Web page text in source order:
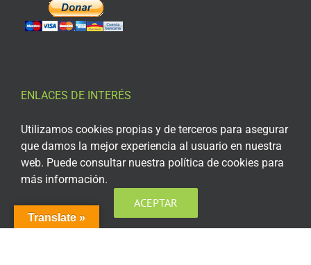
ENLACES DE INTERÉS
Aviso Legal
Política de privacidad
Política de privacidad Redes Sociales
Política de cookies
Translate »
Utilizamos cookies propias y de terceros para asegurar
que damos la mejor experiencia al usuario en nuestra
web. Puede consultar nuestra política de cookies para
más información.
ACEPTAR